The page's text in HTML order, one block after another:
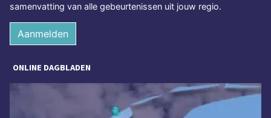
samenvatting van alle gebeurtenissen uit jouw regio.
Aanmelden
ONLINE DAGBLADEN